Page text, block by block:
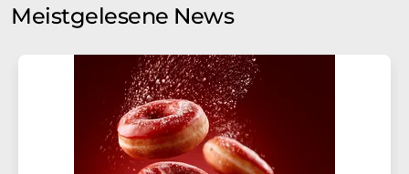
Einwilligung können Sie jederzeit ohne Angabe von
Str. 2, 12489 Berlin oder per E-Mail unter
widerruf@lumitos.commit Wirkung für die Zukunft
widerrufen. Zudem ist in jeder E-Mail ein Link zur
Abbestellung des entsprechenden Newsletters
Meistgelesene News